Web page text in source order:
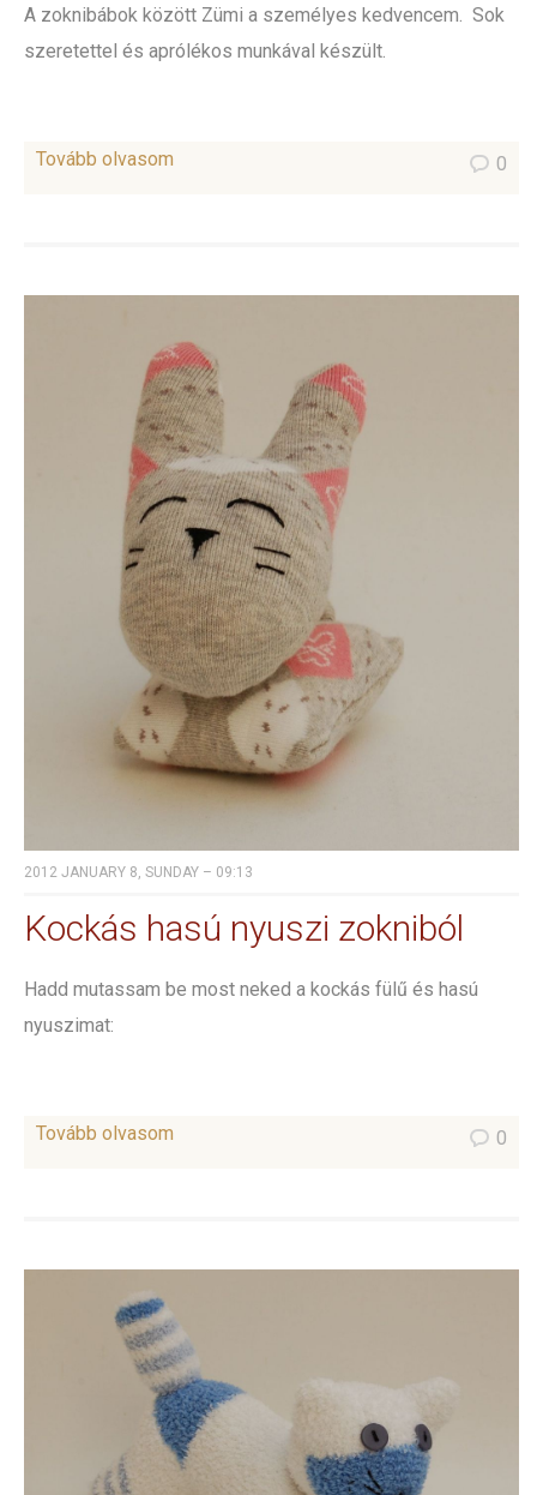
A zoknibábok között Zümi a személyes kedvencem. Sok
szeretettel és aprólékos munkával készült.
Tovább olvasom 0
2012 JANUARY 8, SUNDAY – 09:13
Kockás hasú nyuszi zokniból
Hadd mutassam be most neked a kockás fülű és hasú
nyuszimat:
Tovább olvasom 0